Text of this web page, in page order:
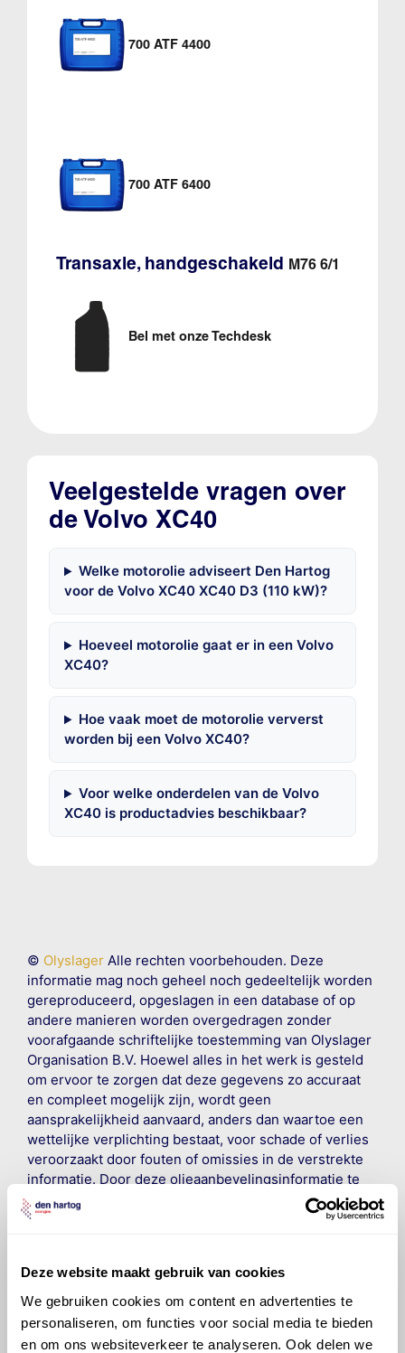
Deze website maakt gebruik van cookies
We gebruiken cookies om content en advertenties te
personaliseren, om functies voor social media te bieden
en om ons websiteverkeer te analyseren. Ook delen we
700 ATF 4400
700 ATF 6400
Transaxle, handgeschakeld M76 6/1
Bel met onze Techdesk
Veelgestelde vragen over
de Volvo XC40
Welke motorolie adviseert Den Hartog
voor de Volvo XC40 XC40 D3 (110 kW)?
Hoeveel motorolie gaat er in een Volvo
XC40?
Hoe vaak moet de motorolie ververst
worden bij een Volvo XC40?
Voor welke onderdelen van de Volvo
XC40 is productadvies beschikbaar?
© OlyslagerAlle rechten voorbehouden. Deze
informatie mag noch geheel noch gedeeltelijk worden
gereproduceerd, opgeslagen in een database of op
andere manieren worden overgedragen zonder
voorafgaande schriftelijke toestemming van Olyslager
Organisation B.V. Hoewel alles in het werk is gesteld
om ervoor te zorgen dat deze gegevens zo accuraat
en compleet mogelijk zijn, wordt geen
aansprakelijkheid aanvaard, anders dan waartoe een
wettelijke verplichting bestaat, voor schade of verlies
veroorzaakt door fouten of omissies in de verstrekte
informatie. Door deze olieaanbevelingsinformatie te
raadplegen en te gebruiken erkent de gebruiker dat
hij/zij de ervaring, de kennis en het vermogen heeft
vrijwaart en indemniseert de uitgever en
Energiesvoor enig verlies, letsel, claim en schade
veroorzaakt door een onjuiste interpretatie of een
onjuist gebruik van de gepubliceerde gegevens.